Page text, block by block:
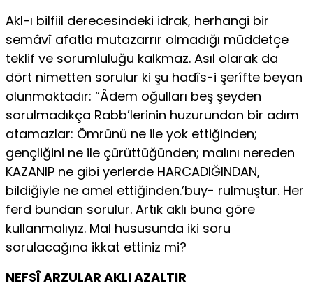
Akl-ı bilfiil derecesindeki idrak, herhangi bir
semâvî afatla mutazarrır olmadığı müddetçe
teklif ve sorum­luluğu kalkmaz. Asıl olarak da
dört nimetten sorulur ki şu hadîs-i şerîfte beyan
olunmaktadır: “Âdem oğulları beş şeyden
sorulmadıkça Rabb’lerinin huzurundan bir adım
atamazlar: Ömrünü ne ile yok ettiğinden;
gençliğini ne ile çürüttüğünden; malını nereden
KAZANIP ne gibi yerlerde HARCADIĞINDAN,
bildiğiyle ne amel ettiğinden.’buy- rulmuştur. Her
ferd bundan sorulur. Artık aklı buna göre
kullanmalıyız. Mal hususunda iki soru
sorulacağına ikkat ettiniz mi?
NEFSÎ ARZULAR AKLI AZALTIR